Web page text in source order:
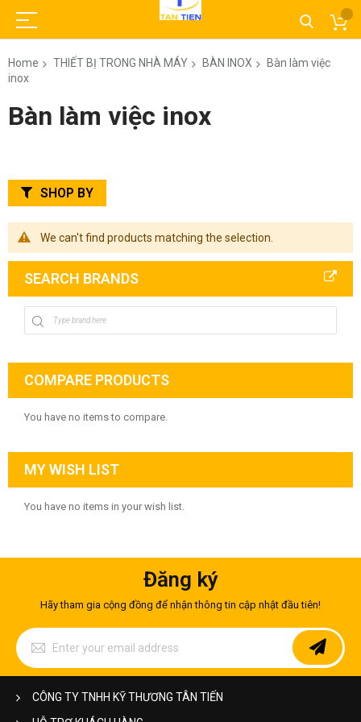
Home THIẾT BỊ TRONG NHÀ MÁY BÀN INOX
Bàn làm việc
inox
Bàn làm việc inox
We can't find products matching the selection.
SHOP BY
SEARCH BRANDS
COMPARE PRODUCTS
You have no items to compare.
MY WISH LIST
You have no items in your wish list.
Đăng ký
Hãy tham gia cộng đồng để nhận thông tin cập nhật đầu tiên!
Sign
Up
for
Our
Newsletter:
CÔNG TY TNHH KỸ THƯƠNG TÂN TIẾN